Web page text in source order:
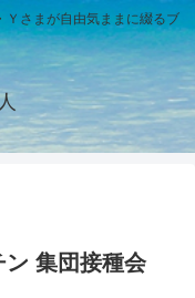
Ｙさまが自由気ままに綴るブ
集団接種会